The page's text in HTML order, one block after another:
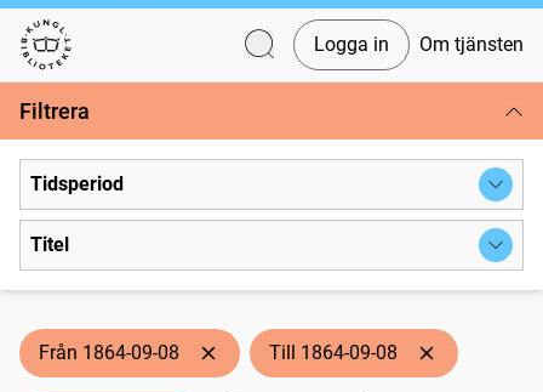
Svenska tidningar
Logga in Om tjänsten
Filtrera
Tidsperiod
Titel
Från 1864-09-08 Till 1864-09-08